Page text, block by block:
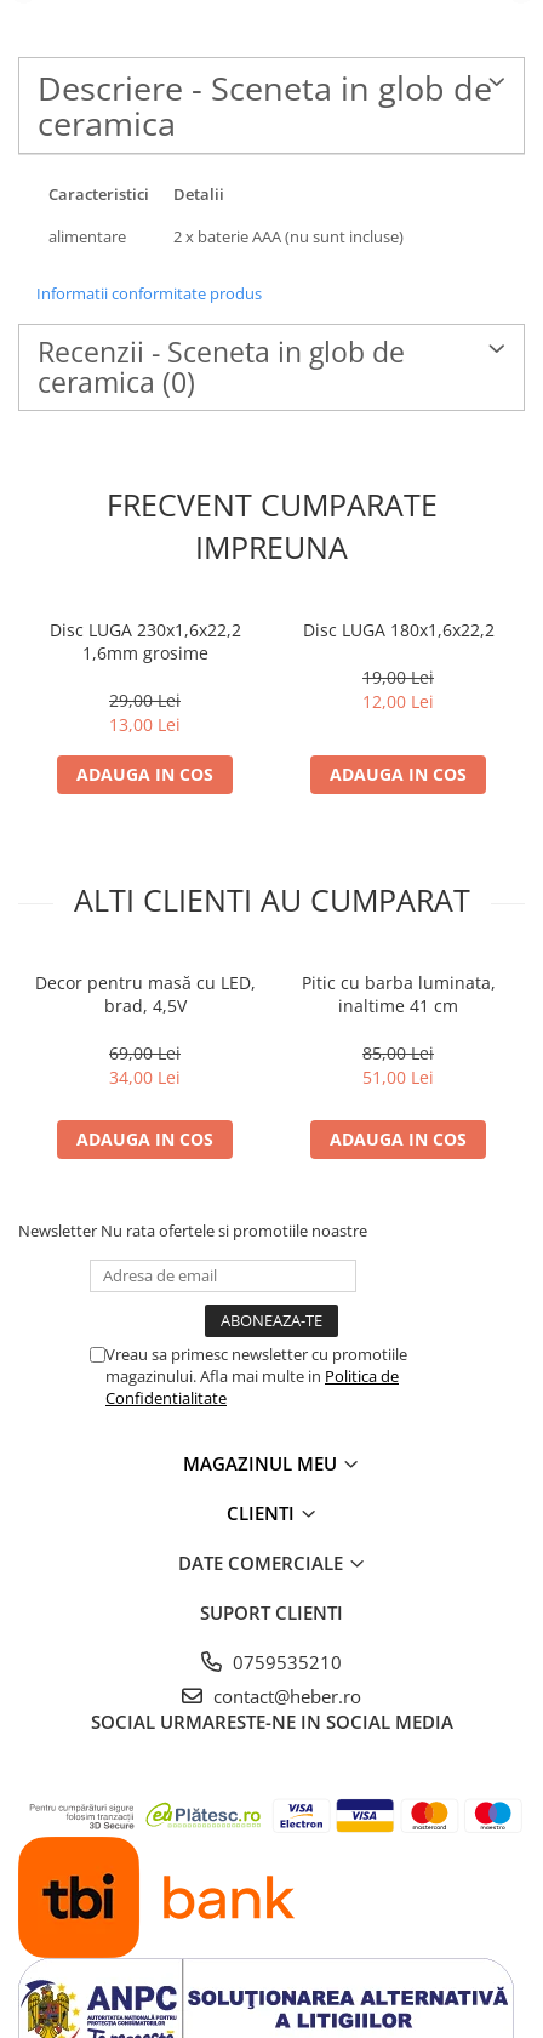
Descriere - Sceneta in glob de
ceramica
Caracteristici
Detalii
alimentare
2 x baterie AAA (nu sunt incluse)
Informatii conformitate produs
Recenzii - Sceneta in glob de
ceramica (0)
FRECVENT CUMPARATE
IMPREUNA
Disc LUGA 230x1,6x22,2
1,6mm grosime
29,00 Lei
13,00 Lei
ADAUGA IN COS
Disc LUGA 180x1,6x22,2
19,00 Lei
12,00 Lei
ADAUGA IN COS
ALTI CLIENTI AU CUMPARAT
Decor pentru masă cu LED,
brad, 4,5V
69,00 Lei
34,00 Lei
ADAUGA IN COS
Pitic cu barba luminata,
inaltime 41 cm
85,00 Lei
51,00 Lei
ADAUGA IN COS
Newsletter Nu rata ofertele si promotiile noastre
Vreau sa primesc newsletter cu promotiile
magazinului. Afla mai multe in Politica de
Confidentialitate
MAGAZINUL MEU
CLIENTI
DATE COMERCIALE
SUPORT CLIENTI
0759535210
contact@heber.ro
SOCIAL URMARESTE-NE IN SOCIAL MEDIA